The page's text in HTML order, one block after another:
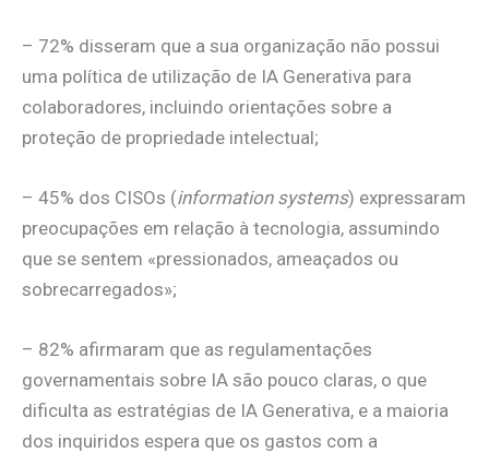
– 72% disseram que a sua organização não possui
uma política de utilização de IA Generativa para
colaboradores, incluindo orientações sobre a
proteção de propriedade intelectual;
– 45% dos CISOs (information systems) expressaram
preocupações em relação à tecnologia, assumindo
que se sentem «pressionados, ameaçados ou
sobrecarregados»;
– 82% afirmaram que as regulamentações
governamentais sobre IA são pouco claras, o que
dificulta as estratégias de IA Generativa, e a maioria
dos inquiridos espera que os gastos com a